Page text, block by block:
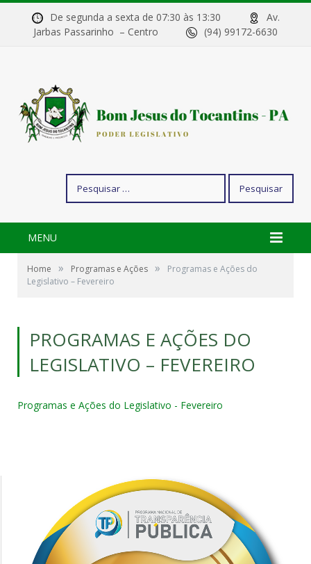
De segunda a sexta de 07:30 às 13:30
Av.
Jarbas Passarinho – Centro
(94) 99172-6630
por:
MENU
Home » Programas e Ações »
Programas e Ações do
Legislativo – Fevereiro
PROGRAMAS E AÇÕES DO
LEGISLATIVO – FEVEREIRO
Programas e Ações do Legislativo - Fevereiro